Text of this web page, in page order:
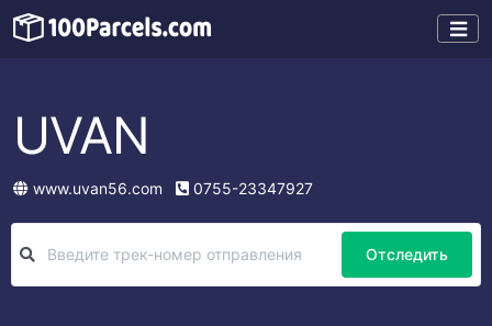
UVAN
www.uvan56.com 0755-23347927
Отследить